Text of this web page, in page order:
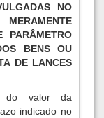
ENCONTRA.
NO
BENS OU
DE LANCES